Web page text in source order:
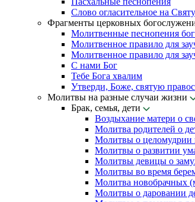
Слово огласительное на
Фрагменты церковных
Молитвенные песнопения
Молитвенное правило для
Молитвенное правило для
С нами Бог
Тебе Бога хвалим
Утверди, Боже, святую
Молитвы на разные случаи жизни
Брак, семья, дети
Воздыхание матери о
Молитва родителей о
Молитвы о целомудрии
Молитвы о развитии
Молитвы девицы о
Молитвы во время
Молитва новобрачных
Молитвы о даровании